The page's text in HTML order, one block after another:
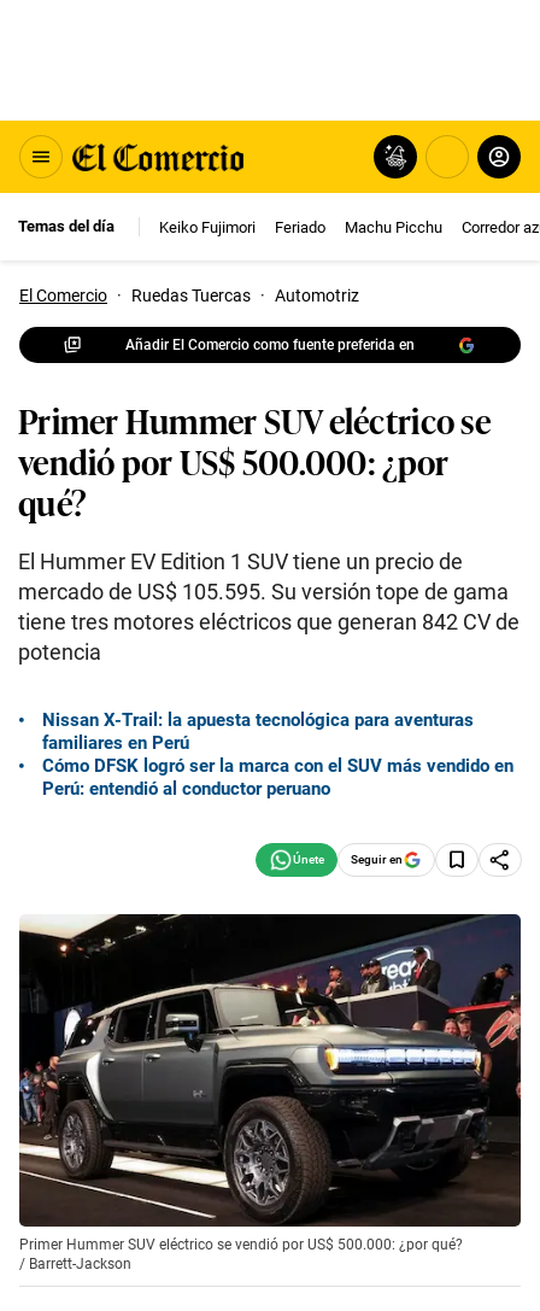
Temas del día Keiko Fujimori Feriado Machu Picchu Corredor
El Comercio · Ruedas Tuercas · Automotriz
Añadir El Comercio como fuente preferida en
Primer Hummer SUV eléctrico se
vendió por US$ 500.000: ¿por
qué?
El Hummer EV Edition 1 SUV tiene un precio de
mercado de US$ 105.595. Su versión tope de gama
tiene tres motores eléctricos que generan 842 CV de
potencia
Nissan X-Trail: la apuesta tecnológica para aventuras
familiares en Perú
Cómo DFSK logró ser la marca con el SUV más vendido en
Perú: entendió al conductor peruano
Seguir en
Primer Hummer SUV eléctrico se vendió por US$ 500.000: ¿por qué?
/ Barrett-Jackson